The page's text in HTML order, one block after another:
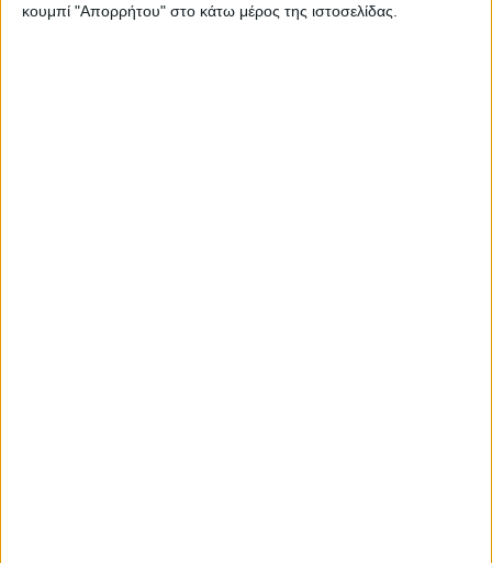
κουμπί "Απορρήτου" στο κάτω μέρος της ιστοσελίδας.